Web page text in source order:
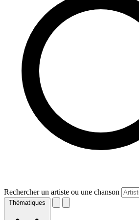
Rechercher un artiste ou une chanson
Thématiques